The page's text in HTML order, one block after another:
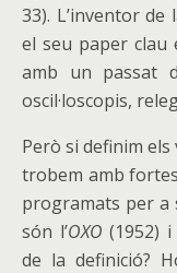
33). L’inventor de
el seu paper clau
amb un passat
oscil·loscopis,
Però si definim els
trobem amb
programats per a
són l’OXO(1952) i
de la definició?